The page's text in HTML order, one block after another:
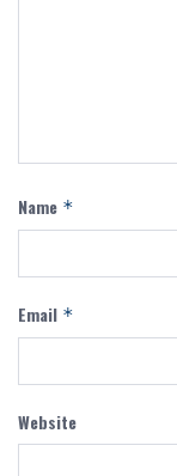
Name *
Email *
Website